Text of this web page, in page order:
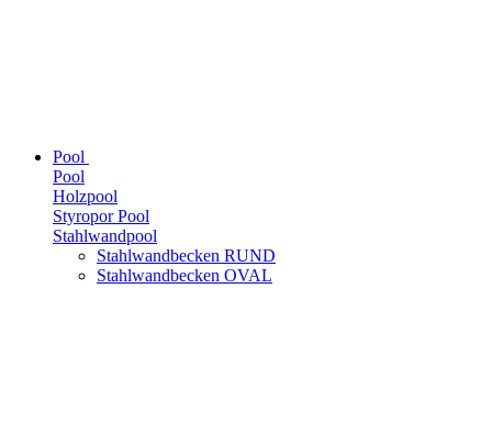
Pool
Pool
Holzpool
Styropor Pool
Stahlwandpool
Stahlwandbecken RUND
Stahlwandbecken OVAL